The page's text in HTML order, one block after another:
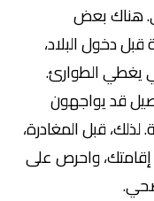
هناك بعض
دخول البلاد،
يغطي الطوارئ.
قد يواجهون
قبل المغادرة،
واحرص على